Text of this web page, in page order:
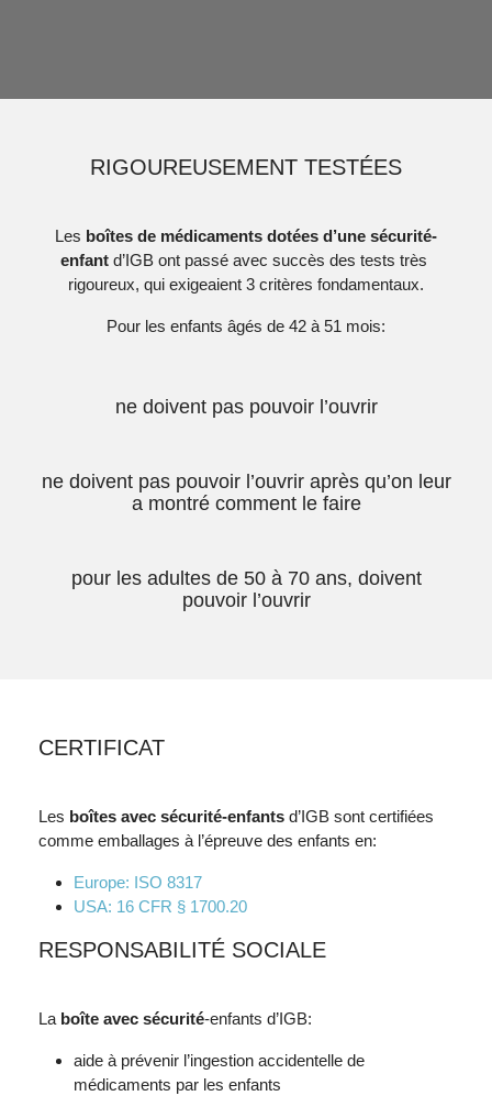
RIGOUREUSEMENT TESTÉES
Les boîtes de médicaments dotées d’une sécurité-
enfant d’IGB ont passé avec succès des tests très
rigoureux, qui exigeaient 3 critères fondamentaux.
Pour les enfants âgés de 42 à 51 mois:
ne doivent pas pouvoir l’ouvrir
ne doivent pas pouvoir l’ouvrir après qu’on leur
a montré comment le faire
pour les adultes de 50 à 70 ans, doivent
pouvoir l’ouvrir
CERTIFICAT
Les boîtes avec sécurité-enfants d’IGB sont certifiées
comme emballages à l’épreuve des enfants en:
Europe: ISO 8317
USA: 16 CFR § 1700.20
RESPONSABILITÉ SOCIALE
La boîte avec sécurité-enfants d’IGB:
aide à prévenir l’ingestion accidentelle de
médicaments par les enfants